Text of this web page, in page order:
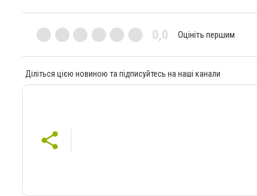
0,0 Оцініть першим
Діліться цією новиною та підписуйтесь на наші канали